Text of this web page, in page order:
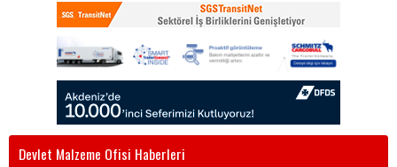
Devlet Malzeme Ofisi Haberleri